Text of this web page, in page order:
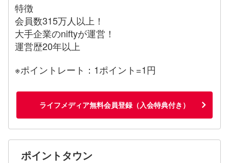
特徴
会員数315万人以上！
大手企業のniftyが運営！
運営歴20年以上
※ポイントレート：1ポイント=1円
ライフメディア無料会員登録（入会特典付き）
ポイントタウン